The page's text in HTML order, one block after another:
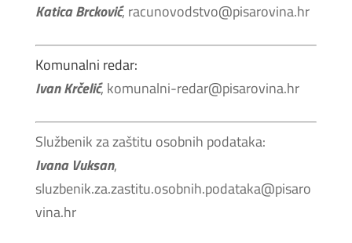
Katica Brcković, racunovodstvo@pisarovina.hr
Komunalni redar:
Ivan Krčelić, komunalni-redar@pisarovina.hr
Službenik za zaštitu osobnih podataka:
Ivana Vuksan,
sluzbenik.za.zastitu.osobnih.podataka@pisaro
vina.hr